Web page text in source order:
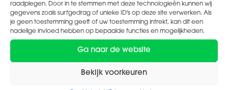
raadplegen. Door in te stemmen met deze technologieën kunnen wij
gegevens zoals surfgedrag of unieke ID's op deze site verwerken. Als
je geen toestemming geeft of uw toestemming intrekt, kan dit een
nadelige invloed hebben op bepaalde functies en mogelijkheden.
Ga naar de website
Bekijk voorkeuren
Werkgevers
Meer zekerheid met Pharmacon